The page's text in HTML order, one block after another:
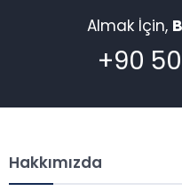
Almak İçin,
+90
Hakkımızda